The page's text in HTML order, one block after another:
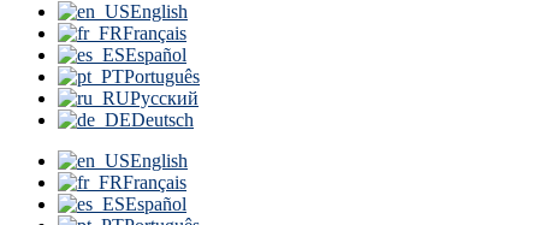
English
Français
Español
Português
Русский
Deutsch
English
Français
Español